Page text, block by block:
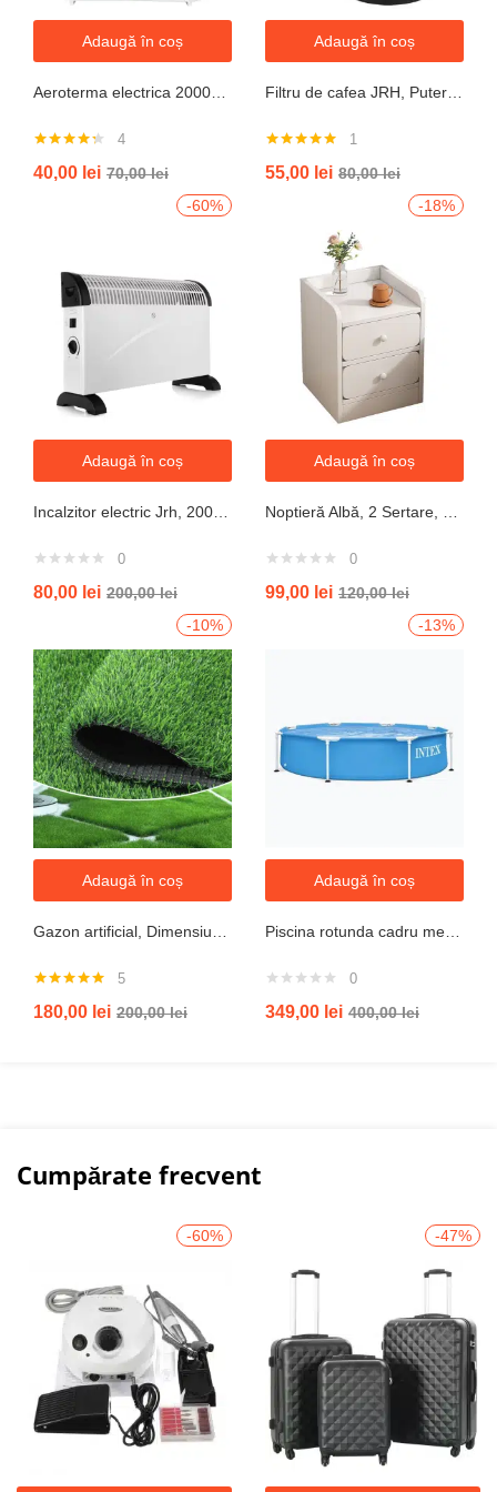
Adaugă în coș
Aeroterma electrica 2000W cu termostat si ventilație aer rece, protectie la supraincalzire
4.25din 5
4
40,00 lei 70,00lei
Adaugă în coș
Filtru de cafea JRH, Putere 550-650W, Capacitate 600ml, Functie mentinere la cald, Functie Anti-Picurare, Functioneaza cu cafea macinata
5.00din 5
1
55,00 lei 80,00lei
-60%
Adaugă în coș
Incalzitor electric Jrh, 2000W, 3 trepte de putere, termostat, 340x140x570 mm, alb
0
80,00 lei 200,00lei
-18%
Adaugă în coș
Noptieră Albă, 2 Sertare, Design Modern cu Margini Protecție, 40x34x50 cm
0
99,00 lei 120,00lei
-10%
Adaugă în coș
Gazon artificial, Dimensiune 2mx5m, Grosime 10mm
5.00din 5
5
180,00 lei 200,00lei
-13%
Adaugă în coș
Piscina rotunda cadru metal intex, 244cm x 51 cm
0
349,00 lei 400,00lei
Cumpărate frecvent
-60% -47%